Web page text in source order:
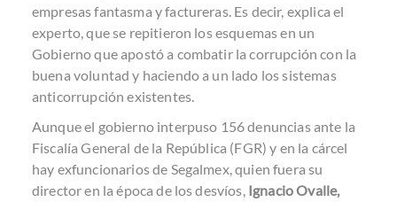
empresas fantasma y factureras. Es decir, explica el
experto, que se repitieron los esquemas en un
Gobierno que apostó a combatir la corrupción con la
buena voluntad y haciendo a un lado los sistemas
anticorrupción existentes.
Aunque el gobierno interpuso 156 denuncias ante la
Fiscalía General de la República (FGR) y en la cárcel
hay exfuncionarios de Segalmex, quien fuera su
director en la época de los desvíos, Ignacio Ovalle,